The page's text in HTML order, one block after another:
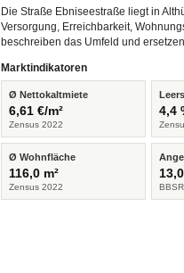
Die Straße Ebniseestraße liegt in
Versorgung, Erreichbarkeit,
beschreiben das Umfeld und
Marktindikatoren
Ø Nettokaltmiete
6,61 €/m²
Zensus 2022
4,4
Ø Wohnfläche
116,0 m²
Zensus 2022